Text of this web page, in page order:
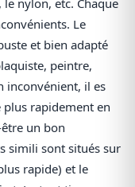
nylon, etc. Chaque
Le
et bien adapté
peintre,
inconvénient, il es
rapidement en
un bon
simili sont situés sur
rapide) et le